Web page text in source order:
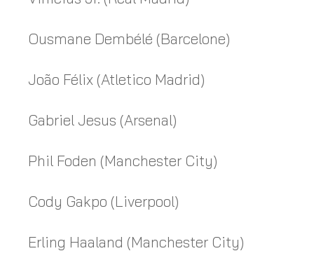
Ousmane Dembélé (Barcelone)
João Félix (Atletico Madrid)
Gabriel Jesus (Arsenal)
Phil Foden (Manchester City)
Cody Gakpo (Liverpool)
Erling Haaland (Manchester City)